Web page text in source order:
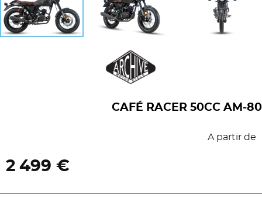
CAFÉ RACER 50CC AM-80
A partir de
2 499 €